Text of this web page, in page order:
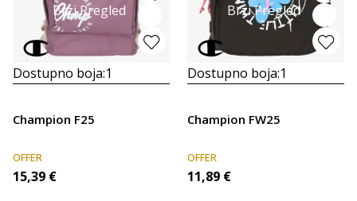
Brzi Pregled
Dostupno boja:1
Champion F25
OFFER
15,39 €
Brzi Pregled
Dostupno boja:1
Champion FW25
OFFER
11,89 €